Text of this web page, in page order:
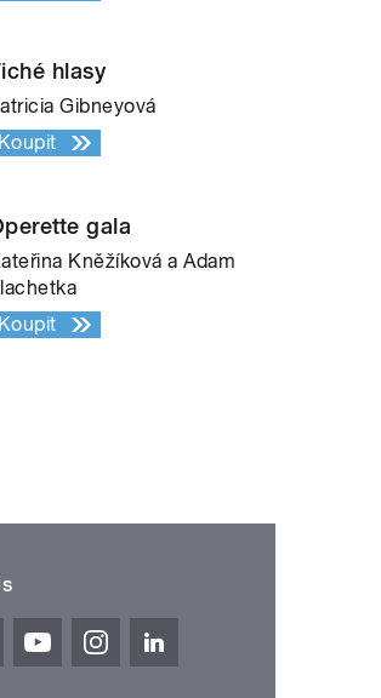
hlasy
Gibneyová
Koupit
gala
Kněžíková a Adam
Koupit